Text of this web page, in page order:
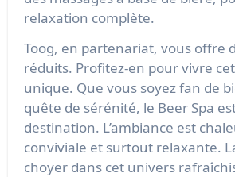
relaxation complète.
Toog, en partenariat, vous offre
réduits. Profitez-en pour vivre
unique. Que vous soyez fan de
quête de sérénité, le Beer Spa
destination. L’ambiance est
conviviale et surtout relaxante.
choyer dans cet univers